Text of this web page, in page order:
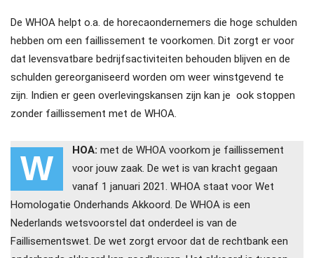
De WHOA helpt o.a. de horecaondernemers die hoge schulden
hebben om een faillissement te voorkomen. Dit zorgt er voor
dat levensvatbare bedrijfsactiviteiten behouden blijven en de
schulden gereorganiseerd worden om weer winstgevend te
zijn. Indien er geen overlevingskansen zijn kan je ook stoppen
zonder faillissement met de WHOA.
W HOA: met de WHOA voorkom je faillissement
voor jouw zaak. De wet is van kracht gegaan
vanaf 1 januari 2021. WHOA staat voor Wet
Homologatie Onderhands Akkoord. De WHOA is een
Nederlands wetsvoorstel dat onderdeel is van de
Faillisementswet. De wet zorgt ervoor dat de rechtbank een